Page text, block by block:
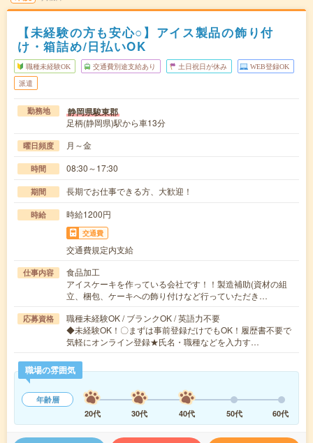
【未経験の方も安心○】アイス製品の飾り付
け・箱詰め/日払いOK
職種未経験OK 交通費別途支給あり 土日祝日が休み WEB登録OK
派遣
勤務地 静岡県駿東郡
足柄(静岡県)駅から車13分
曜日頻度 月～金
時間 08:30～17:30
期間 長期でお仕事できる方、大歓迎！
時給 時給1200円
交通費
交通費規定内支給
仕事内容
食品加工
アイスケーキを作っている会社です！！製造補助(資材の組
立、梱包、ケーキへの飾り付けなど行っていただき…
応募資格
職種未経験OK / ブランクOK / 英語力不要
◆未経験OK！〇まずは事前登録だけでもOK！履歴書不要で
気軽にオンライン登録★氏名・職種などを入力す…
職場の雰囲気
年齢層
20代
30代 40代 50代 60代